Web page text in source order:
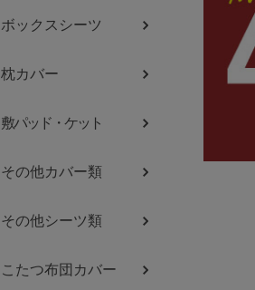
ボックスシーツ
枕カバー
敷パッド・ケット
その他カバー類
その他シーツ類
こたつ布団カバー